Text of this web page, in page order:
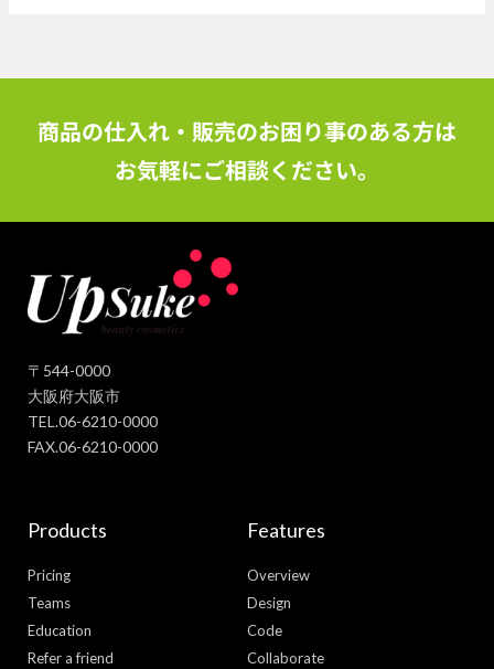
商品の仕入れ・販売のお困り事のある方は
お気軽にご相談ください。
〒544-0000
大阪府大阪市
TEL.06-6210-0000
FAX.06-6210-0000
Products
Pricing
Teams
Education
Refer a friend
Features
Overview
Design
Code
Collaborate